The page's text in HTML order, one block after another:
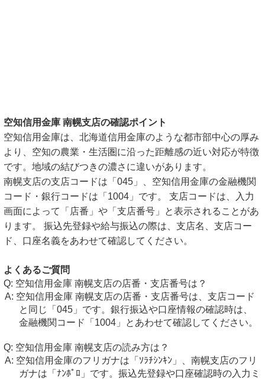
空知信用金庫 南幌支店の確認ポイント
空知信用金庫は、北海道信用金庫のような都市部中心の厚み
より、空知の農業・生活圏に沿った距離感の近い対応が特徴
です。地域の結びつきの濃さに違いがあります。
南幌支店の支店コードは「045」、空知信用金庫の金融機関
コード・銀行コードは「1004」です。 支店コードは、入力
画面によって「店番」や「支店番号」と表示されることがあ
ります。 振込先登録や給与振込の際は、支店名、支店コー
ド、口座名義をあわせて確認してください。
よくあるご質問
空知信用金庫 南幌支店の店番・支店番号は？
空知信用金庫 南幌支店の店番・支店番号は、支店コード
と同じ「045」です。銀行振込や口座情報の確認時は、
金融機関コード「1004」とあわせて確認してください。
空知信用金庫 南幌支店の読み方は？
空知信用金庫のフリガナは「ｿﾗﾁｼﾝｷﾝ」、南幌支店のフリ
ガナは「ﾅﾝﾎﾟﾛ」です。振込先登録や口座確認時の入力ミ